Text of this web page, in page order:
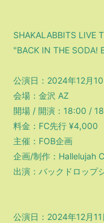
SHAKALABBITS LIVE
"BACK IN THE SODA!
公演日：2024年12月
会場：金沢 AZ
開場 / 開演：18:00 /
料金：FC先行 ¥4,000
主催：FOB企画
企画/制作：Hallelujah
出演：バックドロップ
公演日：2024年12月